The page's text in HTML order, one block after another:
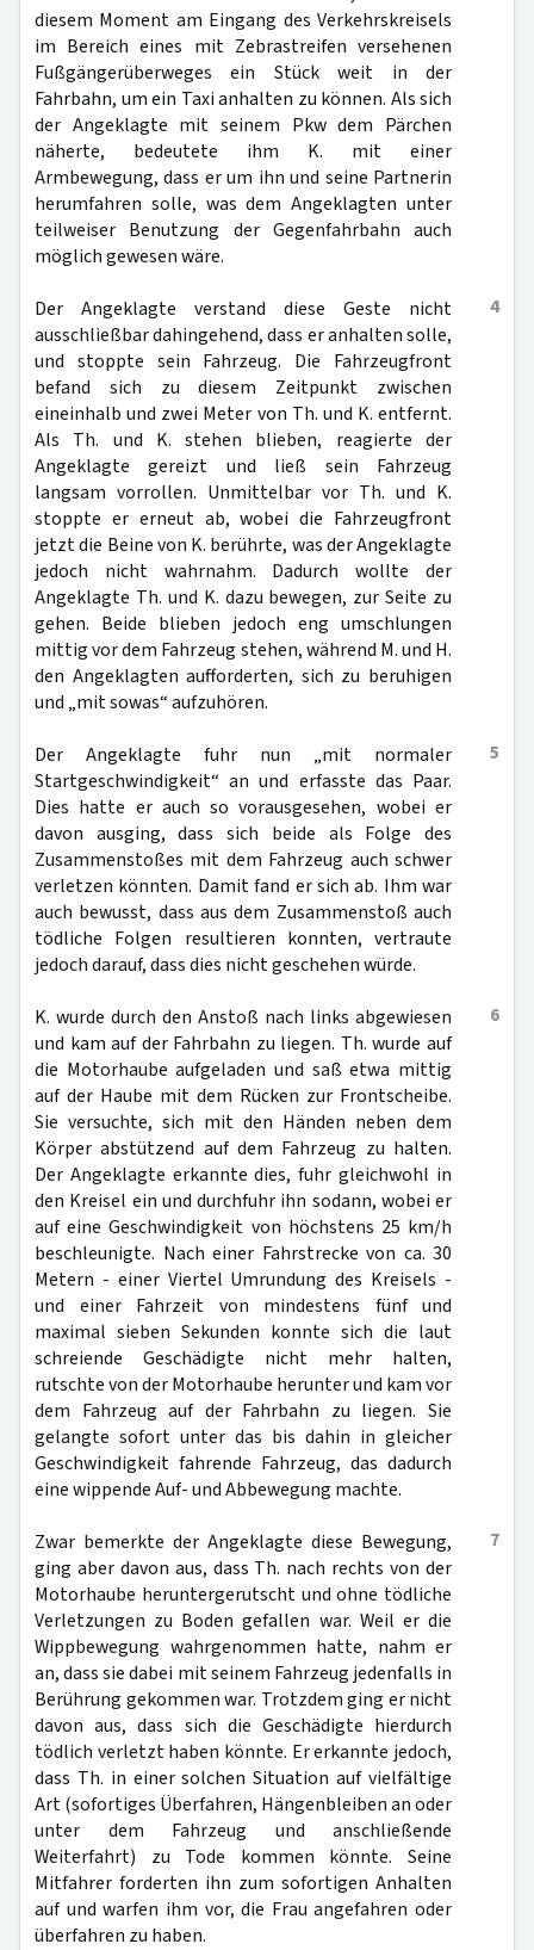
diesem Moment am Eingang des Verkehrskreisels
im Bereich eines mit Zebrastreifen versehenen
Fußgängerüberweges ein Stück weit in der
Fahrbahn, um ein Taxi anhalten zu können. Als sich
der Angeklagte mit seinem Pkw dem Pärchen
näherte, bedeutete ihm K. mit einer
Armbewegung, dass er um ihn und seine Partnerin
herumfahren solle, was dem Angeklagten unter
teilweiser Benutzung der Gegenfahrbahn auch
möglich gewesen wäre.
4
Der Angeklagte verstand diese Geste nicht
ausschließbar dahingehend, dass er anhalten solle,
und stoppte sein Fahrzeug. Die Fahrzeugfront
befand sich zu diesem Zeitpunkt zwischen
eineinhalb und zwei Meter von Th. und K. entfernt.
Als Th. und K. stehen blieben, reagierte der
Angeklagte gereizt und ließ sein Fahrzeug
langsam vorrollen. Unmittelbar vor Th. und K.
stoppte er erneut ab, wobei die Fahrzeugfront
jetzt die Beine von K. berührte, was der Angeklagte
jedoch nicht wahrnahm. Dadurch wollte der
Angeklagte Th. und K. dazu bewegen, zur Seite zu
gehen. Beide blieben jedoch eng umschlungen
mittig vor dem Fahrzeug stehen, während M. und H.
den Angeklagten aufforderten, sich zu beruhigen
und „mit sowas“ aufzuhören.
5
Der Angeklagte fuhr nun „mit normaler
Startgeschwindigkeit“ an und erfasste das Paar.
Dies hatte er auch so vorausgesehen, wobei er
davon ausging, dass sich beide als Folge des
Zusammenstoßes mit dem Fahrzeug auch schwer
verletzen könnten. Damit fand er sich ab. Ihm war
auch bewusst, dass aus dem Zusammenstoß auch
tödliche Folgen resultieren konnten, vertraute
jedoch darauf, dass dies nicht geschehen würde.
6
K. wurde durch den Anstoß nach links abgewiesen
und kam auf der Fahrbahn zu liegen. Th. wurde auf
die Motorhaube aufgeladen und saß etwa mittig
auf der Haube mit dem Rücken zur Frontscheibe.
Sie versuchte, sich mit den Händen neben dem
Körper abstützend auf dem Fahrzeug zu halten.
Der Angeklagte erkannte dies, fuhr gleichwohl in
den Kreisel ein und durchfuhr ihn sodann, wobei er
auf eine Geschwindigkeit von höchstens 25 km/h
beschleunigte. Nach einer Fahrstrecke von ca. 30
Metern - einer Viertel Umrundung des Kreisels -
und einer Fahrzeit von mindestens fünf und
maximal sieben Sekunden konnte sich die laut
schreiende Geschädigte nicht mehr halten,
rutschte von der Motorhaube herunter und kam vor
dem Fahrzeug auf der Fahrbahn zu liegen. Sie
gelangte sofort unter das bis dahin in gleicher
Geschwindigkeit fahrende Fahrzeug, das dadurch
eine wippende Auf- und Abbewegung machte.
7
Zwar bemerkte der Angeklagte diese Bewegung,
ging aber davon aus, dass Th. nach rechts von der
Motorhaube heruntergerutscht und ohne tödliche
Verletzungen zu Boden gefallen war. Weil er die
Wippbewegung wahrgenommen hatte, nahm er
an, dass sie dabei mit seinem Fahrzeug jedenfalls in
Berührung gekommen war. Trotzdem ging er nicht
davon aus, dass sich die Geschädigte hierdurch
tödlich verletzt haben könnte. Er erkannte jedoch,
dass Th. in einer solchen Situation auf vielfältige
Art (sofortiges Überfahren, Hängenbleiben an oder
unter dem Fahrzeug und anschließende
Weiterfahrt) zu Tode kommen könnte. Seine
Mitfahrer forderten ihn zum sofortigen Anhalten
auf und warfen ihm vor, die Frau angefahren oder
überfahren zu haben.